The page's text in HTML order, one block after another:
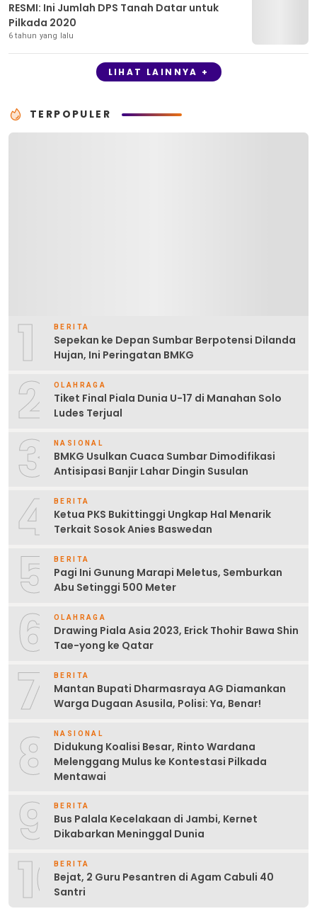
RESMI: Ini Jumlah DPS Tanah Datar untuk
Pilkada 2020
6 tahun yang lalu
LIHAT LAINNYA +
TERPOPULER
1 BERITA
Sepekan ke Depan Sumbar Berpotensi Dilanda
Hujan, Ini Peringatan BMKG
2 OLAHRAGA
Tiket Final Piala Dunia U-17 di Manahan Solo
Ludes Terjual
3 NASIONAL
BMKG Usulkan Cuaca Sumbar Dimodifikasi
Antisipasi Banjir Lahar Dingin Susulan
4 BERITA
Ketua PKS Bukittinggi Ungkap Hal Menarik
Terkait Sosok Anies Baswedan
5 BERITA
Pagi Ini Gunung Marapi Meletus, Semburkan
Abu Setinggi 500 Meter
6 OLAHRAGA
Drawing Piala Asia 2023, Erick Thohir Bawa Shin
Tae-yong ke Qatar
7 BERITA
Mantan Bupati Dharmasraya AG Diamankan
Warga Dugaan Asusila, Polisi: Ya, Benar!
8 NASIONAL
Didukung Koalisi Besar, Rinto Wardana
Melenggang Mulus ke Kontestasi Pilkada
Mentawai
9 BERITA
Bus Palala Kecelakaan di Jambi, Kernet
Dikabarkan Meninggal Dunia
10BERITA
Bejat, 2 Guru Pesantren di Agam Cabuli 40
Santri